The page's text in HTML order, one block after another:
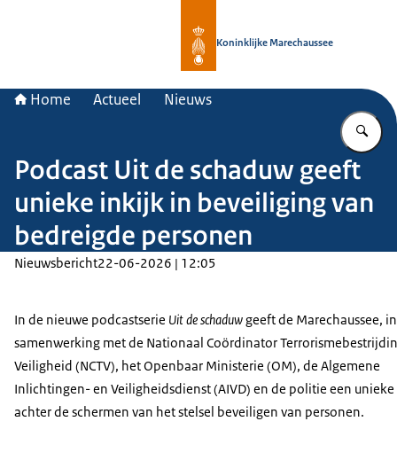
Koninklijke Marechaussee
Home Actueel Nieuws
Podcast Uit de schaduw geeft
unieke inkijk in beveiliging van
bedreigde personen
Nieuwsbericht22-06-2026 | 12:05
In de nieuwe podcastserie Uit de schaduwgeeft de Marechaussee, in
samenwerking met de Nationaal Coördinator
Veiligheid (NCTV), het Openbaar Ministerie (OM), de Algemene
Inlichtingen- en Veiligheidsdienst (AIVD) en de politie een
achter de schermen van het stelsel beveiligen van personen.